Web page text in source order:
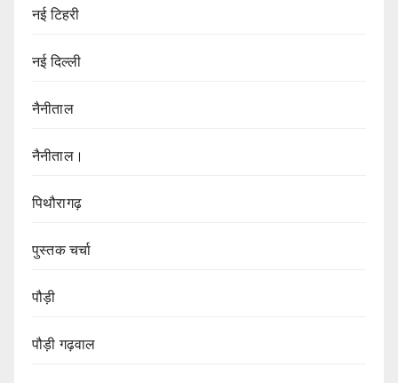
नई टिहरी
नई दिल्ली
नैनीताल
नैनीताल।
पिथौरागढ़
पुस्तक चर्चा
पौड़ी
पौड़ी गढ़वाल